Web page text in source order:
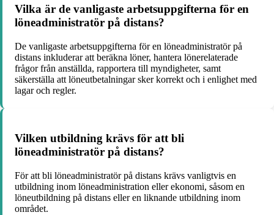
Vilka är de vanligaste arbetsuppgifterna för en
löneadministratör på distans?
De vanligaste arbetsuppgifterna för en löneadministratör på
distans inkluderar att beräkna löner, hantera lönerelaterade
frågor från anställda, rapportera till myndigheter, samt
säkerställa att löneutbetalningar sker korrekt och i enlighet med
lagar och regler.
Vilken utbildning krävs för att bli
löneadministratör på distans?
För att bli löneadministratör på distans krävs vanligtvis en
utbildning inom löneadministration eller ekonomi, såsom en
löneutbildning på distans eller en liknande utbildning inom
området.